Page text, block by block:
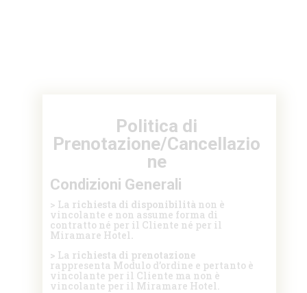
Politica di
Prenotazione/Cancellazio
ne
Condizioni Generali
> La richiesta di disponibilitànon è
vincolante e non assume forma di
contratto né per il Cliente né per il
Miramare Hotel.
> La richiesta di prenotazione
rappresenta Modulo d’ordine e pertanto è
vincolante per il Cliente ma non è
vincolante per il Miramare Hotel.